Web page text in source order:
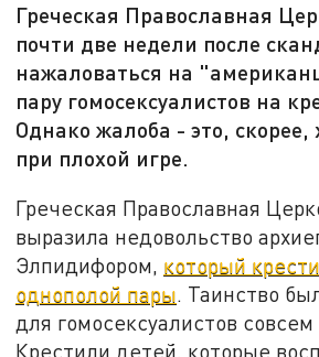
Греческая Православная
почти две недели после
нажаловаться на
пару гомосексуалистов на
Однако жалоба - это,
при плохой игре.
Греческая Православная
выразила недовольство
Элпидифором, который
однополой пары. Таинство
для гомосексуалистов
Крестили детей, которые